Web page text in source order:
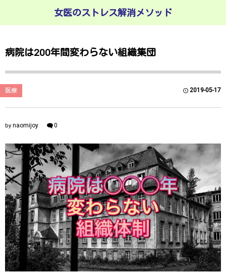
女医のストレス解消メソッド
病院は200年間変わらない組織集団
医療 2019-05-17
by naomijoy 0